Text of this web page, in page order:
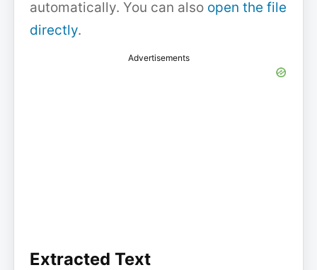
automatically. You can also open the file
directly.
Advertisements
Extracted Text